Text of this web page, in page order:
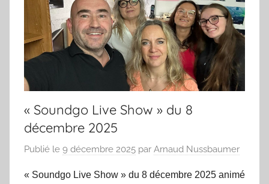
« Soundgo Live Show » du 8
décembre 2025
Publié le 9 décembre 2025 par Arnaud Nussbaumer
« Soundgo Live Show » du 8 décembre 2025 animé